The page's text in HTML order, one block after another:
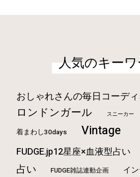
人気のキー
おしゃれさんの毎日コーデ
ロンドンガール スニーカー
着まわし30days Vintage
FUDGE.jp12星座×血液型占い
占い FUDGE雑誌連動企画 イ